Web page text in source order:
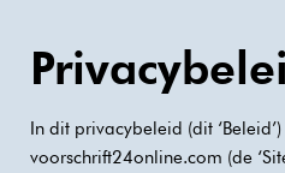
In dit privacybeleid (dit
voorschrift24online.com (de